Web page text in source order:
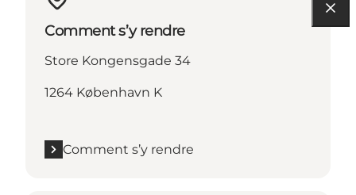
Comment s’y rendre
Store Kongensgade 34
1264 København K
Comment s’y rendre